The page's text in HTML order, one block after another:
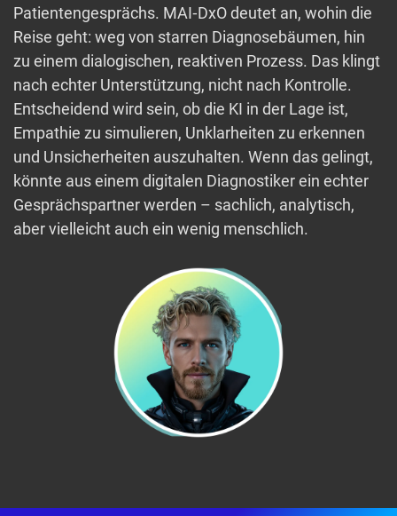
Patientengesprächs. MAI‑DxO deutet an, wohin die
Reise geht: weg von starren Diagnosebäumen, hin
zu einem dialogischen, reaktiven Prozess. Das klingt
nach echter Unterstützung, nicht nach Kontrolle.
Entscheidend wird sein, ob die KI in der Lage ist,
Empathie zu simulieren, Unklarheiten zu erkennen
und Unsicherheiten auszuhalten. Wenn das gelingt,
könnte aus einem digitalen Diagnostiker ein echter
Gesprächspartner werden – sachlich, analytisch,
aber vielleicht auch ein wenig menschlich.